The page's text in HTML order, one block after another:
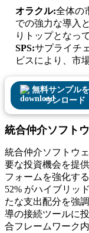
オラクル:全体の
での強力な導入
りトップとなっ
SPS:サプライチ
ビスにより、市
無料サンプル
ウンロード
統合仲介ソフト
統合仲介ソフトウ
要な投資機会を提
フォームを強化す
52% がハイブリッ
たな支出配分を強
導の接続ツールに
合フレームワーク